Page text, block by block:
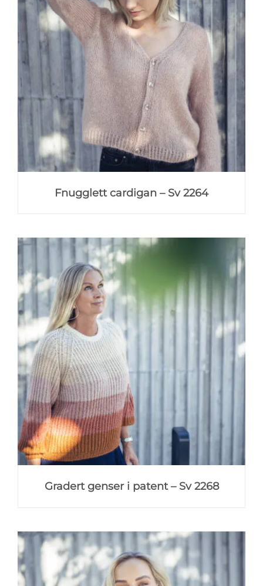
Fnugglett cardigan – Sv 2264
Gradert genser i patent – Sv 2268